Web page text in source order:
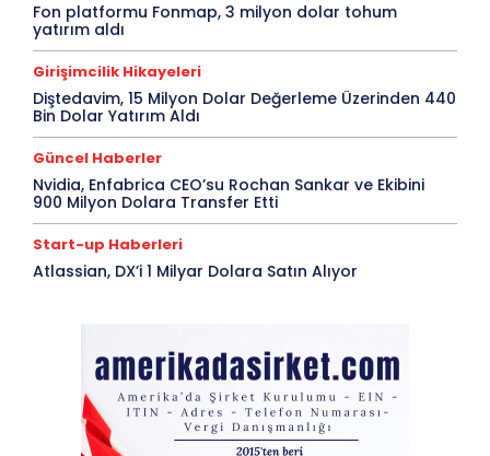
Fon platformu Fonmap, 3 milyon dolar tohum
yatırım aldı
Girişimcilik Hikayeleri
Diştedavim, 15 Milyon Dolar Değerleme Üzerinden 440
Bin Dolar Yatırım Aldı
Güncel Haberler
Nvidia, Enfabrica CEO’su Rochan Sankar ve Ekibini
900 Milyon Dolara Transfer Etti
Start-up Haberleri
Atlassian, DX’i 1 Milyar Dolara Satın Alıyor